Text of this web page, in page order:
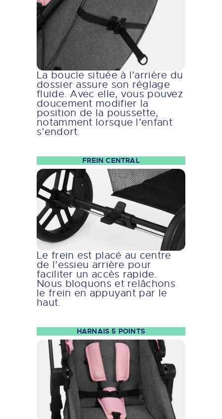
La boucle située à l’arrière du
dossier assure son réglage
fluide. Avec elle, vous pouvez
doucement modifier la
position de la poussette,
notamment lorsque l’enfant
s’endort.
FREIN CENTRAL
Le frein est placé au centre
de l’essieu arrière pour
faciliter un accès rapide.
Nous bloquons et relâchons
le frein en appuyant par le
haut.
HARNAIS 5 POINTS